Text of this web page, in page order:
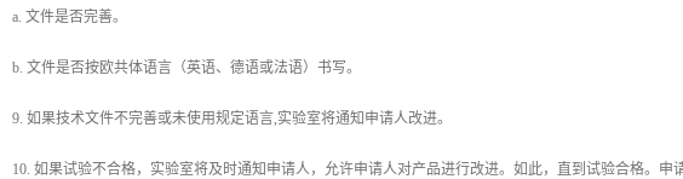
a. 文件是否完善。
b. 文件是否按欧共体语言（英语、德语或法语）书写。
9. 如果技术文件不完善或未使用规定语言,实验室将通知申请人改进。
10. 如果试验不合格，实验室将及时通知申请人，允许申请人对产品进行改进。如此，直到试验合格。申